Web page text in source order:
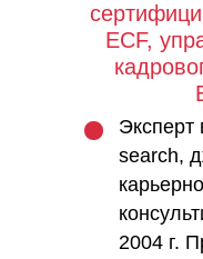
Эксперт
search,
2004 г.
ECF,